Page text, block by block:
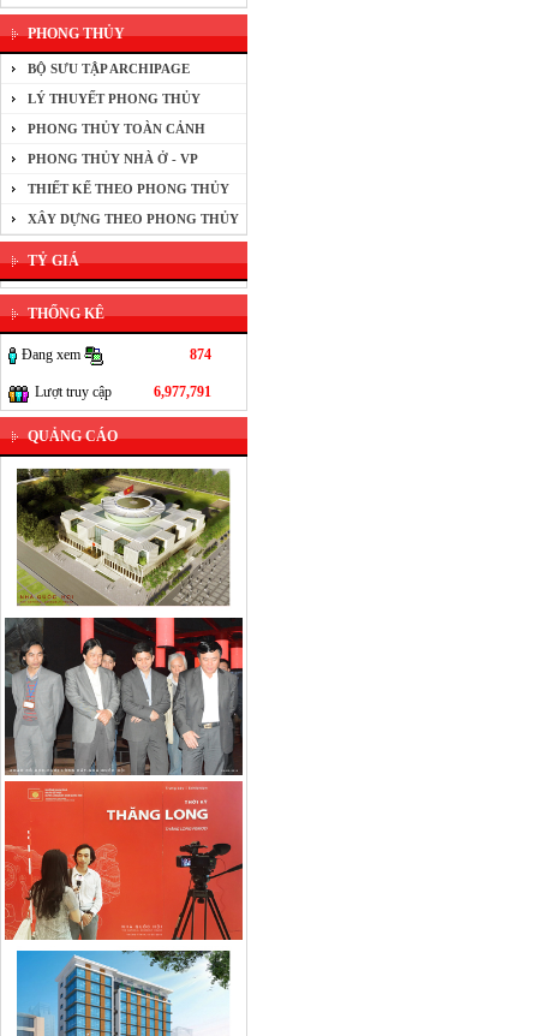
PHONG THỦY
BỘ SƯU TẬP ARCHIPAGE
LÝ THUYẾT PHONG THỦY
PHONG THỦY TOÀN CẢNH
PHONG THỦY NHÀ Ở - VP
THIẾT KẾ THEO PHONG THỦY
XÂY DỰNG THEO PHONG THỦY
TỶ GIÁ
THỐNG KÊ
874
Đang xem
6,977,791
Lượt truy cập
QUẢNG CÁO